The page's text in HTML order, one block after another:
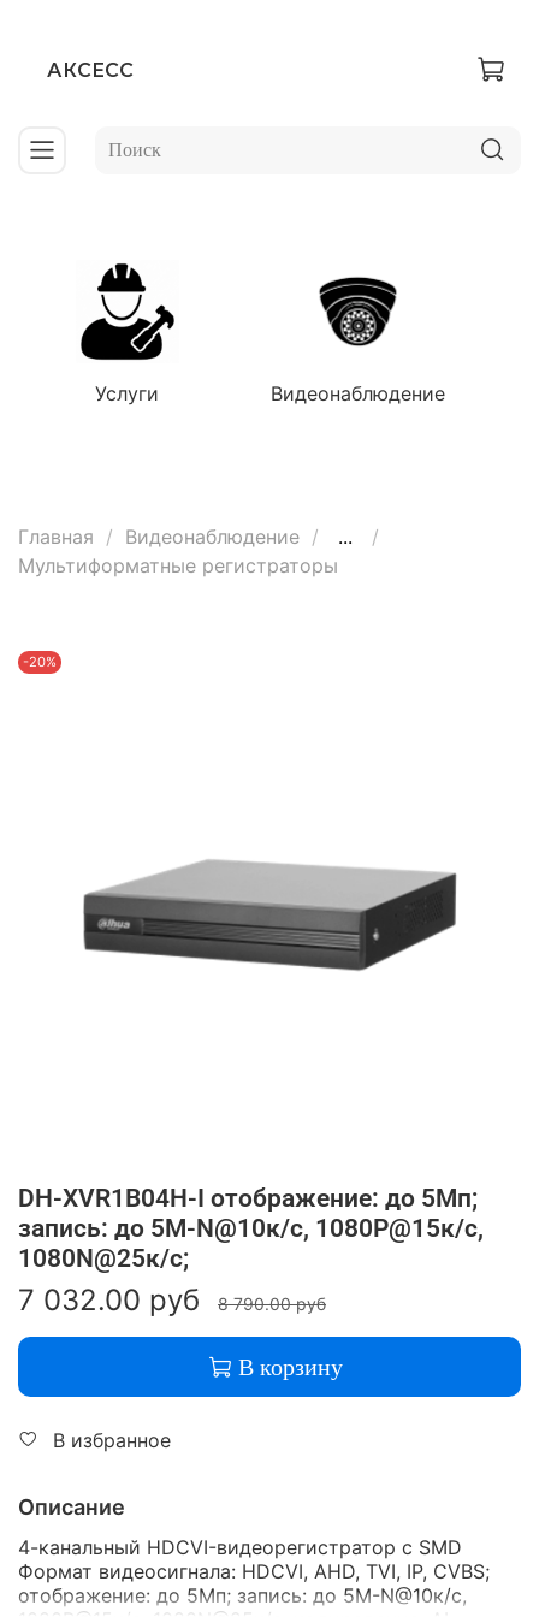
АКСЕСС
Услуги Видеонаблюдение
Главная Видеонаблюдение
...
Мультиформатные регистраторы
-20%
DH-XVR1B04H-I отображение: до 5Мп;
запись: до 5M-N@10к/с, 1080P@15к/с,
1080N@25к/с;
7 032.00 руб 8 790.00 руб
В корзину
В избранное
Описание
4-канальный HDCVI-видеорегистратор c SMD
Формат видеосигнала: HDCVI, AHD, TVI, IP, CVBS;
отображение: до 5Мп; запись: до 5M-N@10к/с,